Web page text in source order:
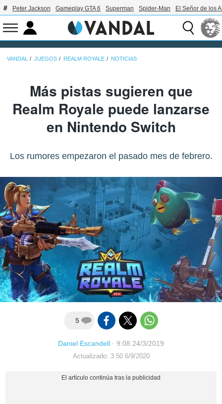
Peter Jackson Gameplay GTA 6 Superman Spider-Man El Señor de los
VANDAL JUEGOS REALM ROYALE NOTICIAS
Más pistas sugieren que
Realm Royale puede lanzarse
en Nintendo Switch
Los rumores empezaron el pasado mes de febrero.
5
Daniel Escandell · 9:08 24/3/2019
Actualizado: 3:50 6/9/2020